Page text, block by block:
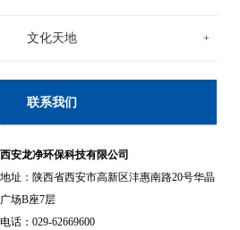
文化天地 +
联系我们
西安龙净环保科技有限公司
地址：陕西省西安市高新区沣惠南路20号华晶
广场B座7层
电话：029-62669600